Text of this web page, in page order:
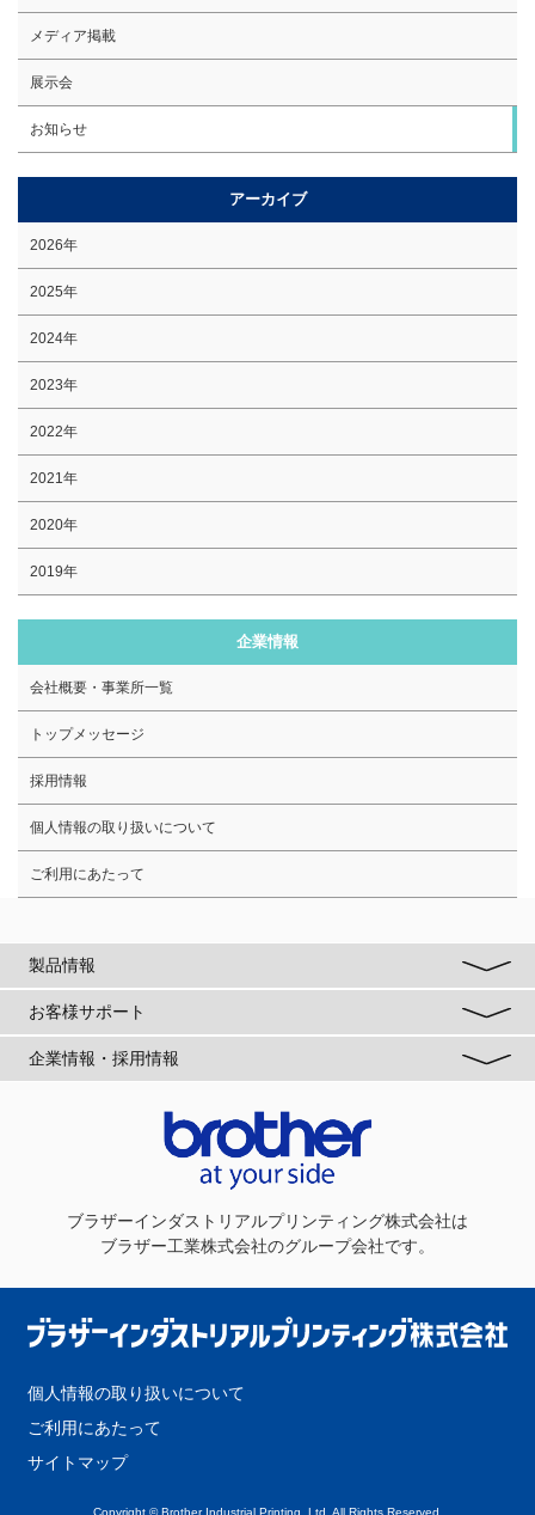
メディア掲載
展示会
お知らせ
アーカイブ
2026年
2025年
2024年
2023年
2022年
2021年
2020年
2019年
企業情報
会社概要・事業所一覧
トップメッセージ
採用情報
個人情報の取り扱いについて
ご利用にあたって
製品情報
お客様サポート
企業情報・採用情報
ブラザーインダストリアルプリンティング株式会社は
ブラザー工業株式会社のグループ会社です。
個人情報の取り扱いについて
ご利用にあたって
サイトマップ
Copyright © Brother Industrial Printing, Ltd. All Rights Reserved.